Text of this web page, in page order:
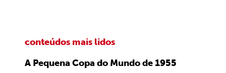
conteúdos mais lidos
A Pequena Copa do Mundo de 1955